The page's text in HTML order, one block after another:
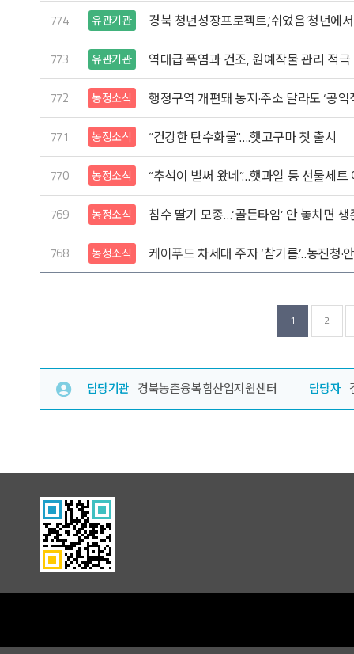
774 유관기관 경북 청년성장프로젝트,‘쉬었음’청년에
773 유관기관 역대급 폭염과 건조, 원예작물 관리 적
772 농정소식 행정구역 개편돼 농지·주소 달라도 ‘공익
771 농정소식 “건강한 탄수화물"….햇고구마 첫 출시
770 농정소식 “추석이 벌써 왔네”…햇과일 등 선물세트
769 농정소식 침수 딸기 모종…‘골든타임’ 안 놓치면
768 농정소식 케이푸드 차세대 주자 ‘참기름’…농진청
1 2
담당기관 경북농촌융복합산업지원센터 담당자